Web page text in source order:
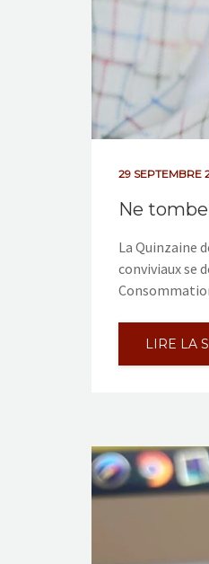
29 SEPTEMBRE
Ne
La Quinzaine
conviviaux se
LIRE LA